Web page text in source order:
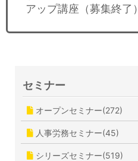
アップ講座（募集終了）
セミナー
オープンセミナー(272)
人事労務セミナー(45)
シリーズセミナー(519)